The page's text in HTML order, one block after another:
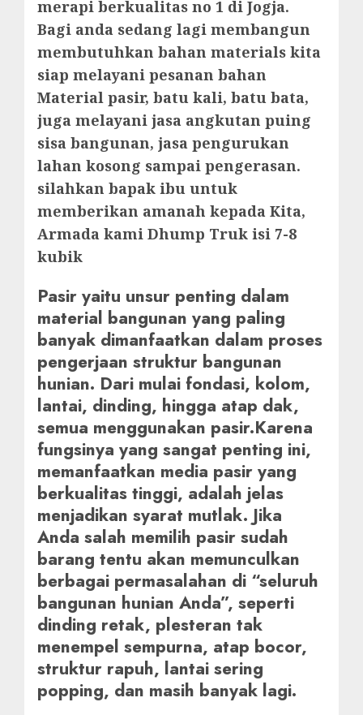
merapi berkualitas no 1 di Jogja.
Bagi anda sedang lagi membangun
membutuhkan bahan materials kita
siap melayani pesanan bahan
Material pasir, batu kali, batu bata,
juga melayani jasa angkutan puing
sisa bangunan, jasa pengurukan
lahan kosong sampai pengerasan.
silahkan bapak ibu untuk
memberikan amanah kepada Kita,
Armada kami Dhump Truk isi 7-8
kubik
Pasir yaitu unsur penting dalam
material bangunan yang paling
banyak dimanfaatkan dalam proses
pengerjaan struktur bangunan
hunian. Dari mulai fondasi, kolom,
lantai, dinding, hingga atap dak,
semua menggunakan pasir.Karena
fungsinya yang sangat penting ini,
memanfaatkan media pasir yang
berkualitas tinggi, adalah jelas
menjadikan syarat mutlak. Jika
Anda salah memilih pasir sudah
barang tentu akan memunculkan
berbagai permasalahan di “seluruh
bangunan hunian Anda”, seperti
dinding retak, plesteran tak
menempel sempurna, atap bocor,
struktur rapuh, lantai sering
popping, dan masih banyak lagi.